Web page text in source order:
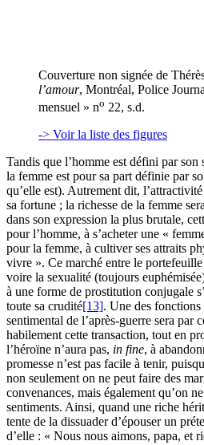
Couverture non signée de
l’amour, Montréal, Police
mensuel » no 22, s.d.
-> Voir la liste des figures
Tandis que l’homme est défini par son
la femme est pour sa part définie par
qu’elle est). Autrement dit,
sa fortune ; la richesse de la femme
dans son expression la plus brutale,
pour l’homme, à s’acheter une «
pour la femme, à cultiver ses attraits
vivre ». Ce marché entre le
voire la sexualité (toujours
à une forme de prostitution conjugale
toute sa crudité[13]. Une des fonctions
sentimental de l’après-guerre sera par
habilement cette transaction, tout en
l’héroïne n’aura pas, in fine, à
promesse n’est pas facile à tenir,
non seulement on ne peut faire des
convenances, mais également qu’on
sentiments. Ainsi, quand une riche
tente de la dissuader d’épouser un
d’elle : « Nous nous aimons, papa, et